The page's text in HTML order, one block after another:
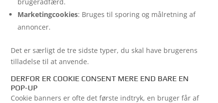
Marketingcookies: Bruges til sporing og målretning af
annoncer.
Det er særligt de tre sidste typer, du skal have brugerens
tilladelse til at anvende.
DERFOR ER COOKIE CONSENT MERE END BARE EN
POP-UP
Cookie banners er ofte det første indtryk, en bruger får af